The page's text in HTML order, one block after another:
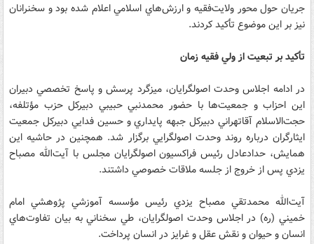
جريان حول محور ولايت‌فقيه و ارزش‌هاي اسلامي اعلام شده بود و سخنرانان
نيز بر اين موضوع تأكيد كردند.
تأكيد بر تبعيت از ولي فقيه زمان
در ادامه اجلاس وحدت اصولگرايان، ميزگرد پرسش و پاسخ تخصصي دبيران
اين احزاب و جمعيت‌ها با حضور محمدنبي حبيبي دبيركل حزب مؤتلفه،
‌حجت‌الاسلام آقاتهراني دبيركل جبهه پايداري و حسين فدايي دبيركل جمعيت
ايثارگران درباره روند وحدت اصولگرايي برگزار شد. همچنين در حاشيه اين
همايش، حدادعادل رئيس فراكسيون اصولگرايان مجلس با آيت‌الله مصباح
يزدي پس از خروج از جلسه ملاقات خصوصي داشتند.
آيت‌الله محمدتقي مصباح يزدي رئيس مؤسسه آموزشي پژوهشي امام
خميني (ره) در اجلاس وحدت اصولگرايان، طي سخناني به بيان تفاوت‌هاي
انسان و حيوان و نقش عقل و غرايز در انسان پرداخت.